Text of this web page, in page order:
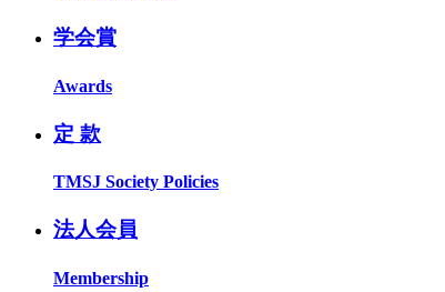
学会賞
Awards
定 款
TMSJ Society Policies
法人会員
Membership